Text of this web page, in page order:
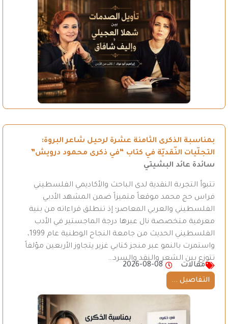
بمناسبة الذكرى الثامنة عشرة لرحيل شاعر البروة:
التجلّيات النّقديّة في كتاب “في ذكرى محمود درويش”
سائدة عائد البشيتي
تتبوأ التجربة النقدية لدى الباحث والأكاديمي الفلسطيني
فراس حج محمد موقعاً متميزاً ضمن المشهد الأدبي
الفلسطيني والعربي المعاصر؛ إذ تنطلق قراءاته من بنية
معرفية متخصصة نال عبرها درجة الماجستير في الأدب
الفلسطيني الحديث من جامعة النجاح الوطنية عام 1999،
واستمرت بالنمو عبر منجز كتابي غزير يتجاوز الأربعين مؤلفاً
تتوزع بين الشعر والنقد والسرد…
مقالات
2026-08-08
التفاصيل ...